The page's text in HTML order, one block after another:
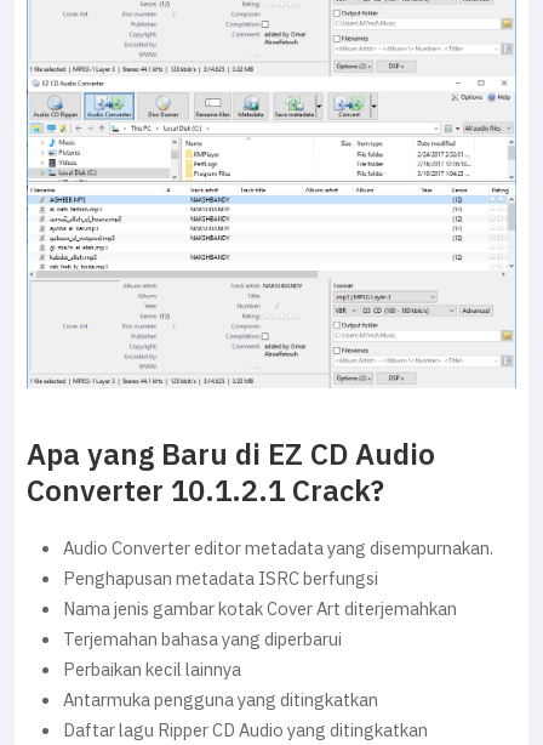
Apa yang Baru di EZ CD Audio
Converter 10.1.2.1 Crack?
Audio Converter editor metadata yang disempurnakan.
Penghapusan metadata ISRC berfungsi
Nama jenis gambar kotak Cover Art diterjemahkan
Terjemahan bahasa yang diperbarui
Perbaikan kecil lainnya
Antarmuka pengguna yang ditingkatkan
Daftar lagu Ripper CD Audio yang ditingkatkan